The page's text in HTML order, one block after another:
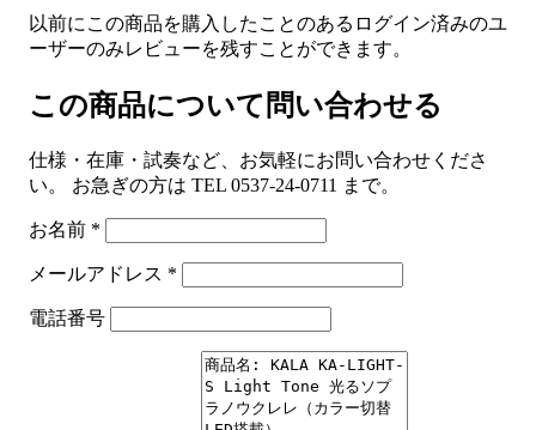
以前にこの商品を購入したことのあるログイン済みのユ
ーザーのみレビューを残すことができます。
この商品について問い合わせる
仕様・在庫・試奏など、お気軽にお問い合わせくださ
い。 お急ぎの方は TEL 0537-24-0711 まで。
お名前 *
メールアドレス *
電話番号